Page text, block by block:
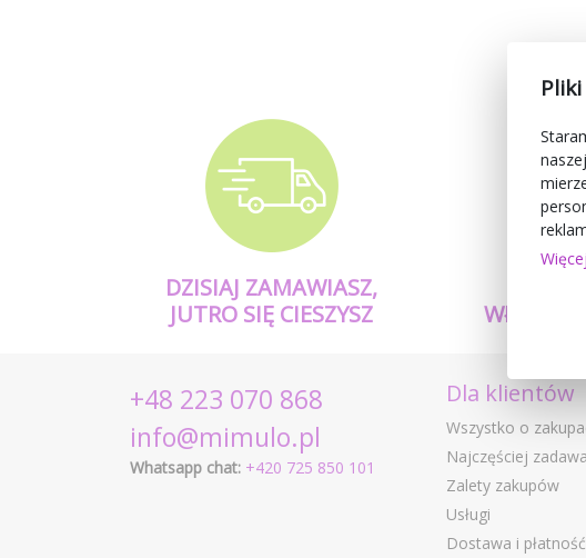
DZISIAJ ZAMAWIASZ,
JUTRO SIĘ CIESZYSZ
WŁASNE
+48 223 070 868
info@mimulo.pl
Whatsapp chat: +420 725 850 101
Dla klientów
Wszystko o
Najczęściej
Zalety zakupów
Usługi
Dostawa i płatność